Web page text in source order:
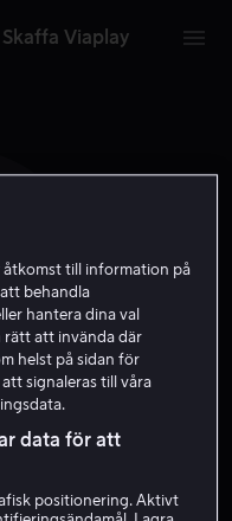
Skaffa Viaplay
åtkomst till information på
behandla
hantera dina val
rätt att invända där
helst på sidan för
signaleras till våra
data för att
positionering. Aktivt